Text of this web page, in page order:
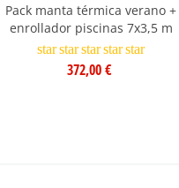
Pack manta térmica verano +
enrollador piscinas 7x3,5 m
starstarstarstarstar
372,00 €